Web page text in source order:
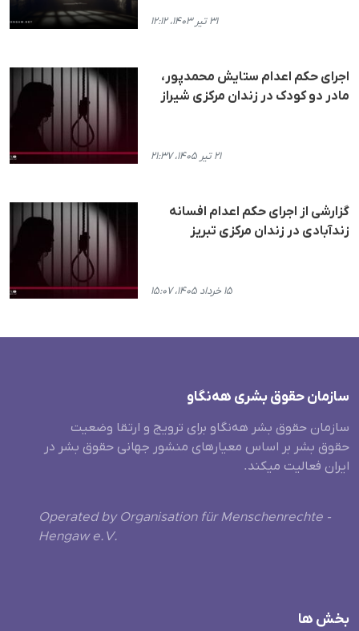
۳۱ تیر ۱۴۰۳، ۱۲:۱۲
اجرای حکم اعدام ستایش محمدپور،
مادر دو کودک در زندان مرکزی شیراز
۲۱ تیر ۱۴۰۵، ۲۱:۳۷
گزارشی از اجرای حکم اعدام افسانه
زندآبادی در زندان مرکزی تبریز
۱۵ خرداد ۱۴۰۵، ۱۵:۰۷
سازمان حقوق بشری هەنگاو
سازمان حقوق بشر هه‌نگاو برای ترویج و ارتقا وضعیت
حقوق بشر بر اساس معیارهای منشور جهانی حقوق بشر در
ایران فعالیت میکند.
Operated by Organisation für Menschenrechte -
Hengaw e.V.
بخش ها